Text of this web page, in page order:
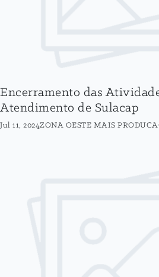
Encerramento das
Atendimento de Sulacap
Jul 11, 2024ZONA OESTE MAIS